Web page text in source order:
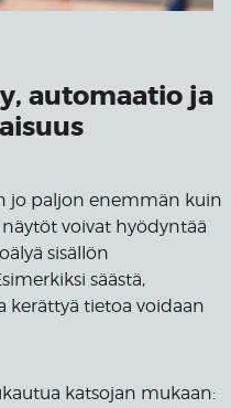
automaatio ja
jo paljon enemmän kuin
näytöt voivat hyödyntää
sisällön
säästä,
kerättyä tietoa voidaan
katsojan mukaan: